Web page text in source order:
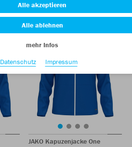
JAKO Kapuzenjacke One
Alle akzeptieren
Alle ablehnen
mehr Infos
Datenschutz
Impressum